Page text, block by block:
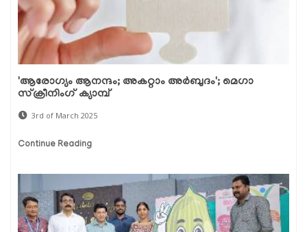
'ആരോഗ്യം ആനന്ദം; അകറ്റാം അർബുദം'; മെഗാ
സ്ക്രീനിംഗ് ക്യാമ്പ്
3rd of March 2025
Continue Reading